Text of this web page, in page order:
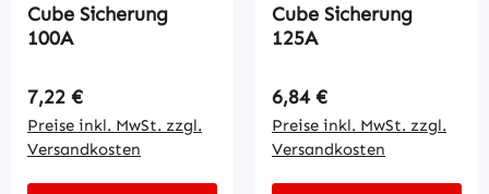
Cube Sicherung
100A
Regulärer Preis:
7,22 €
Preise inkl. MwSt. zzgl.
Versandkosten
Cube Sicherung
125A
Regulärer Preis:
6,84 €
Preise inkl. MwSt. zzgl.
Versandkosten